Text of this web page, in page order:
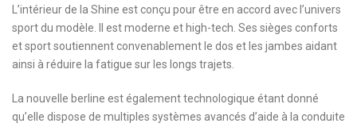
L’intérieur de la Shine est conçu pour être en accord avec l’univers
sport du modèle. Il est moderne et high-tech. Ses sièges conforts
et sport soutiennent convenablement le dos et les jambes aidant
ainsi à réduire la fatigue sur les longs trajets.
La nouvelle berline est également technologique étant donné
qu’elle dispose de multiples systèmes avancés d’aide à la conduite